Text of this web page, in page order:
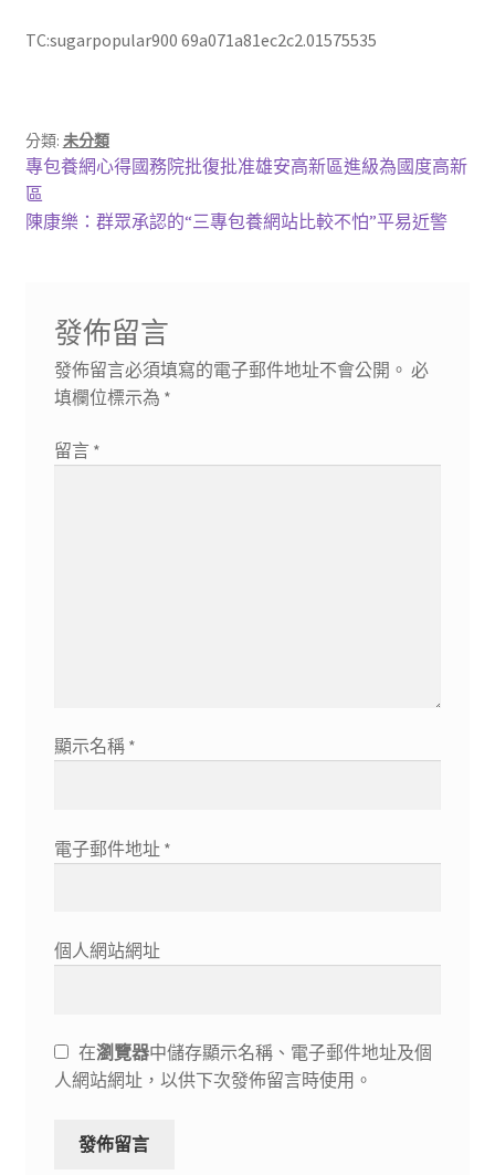
TC:sugarpopular900 69a071a81ec2c2.01575535
分類: 未分類
文
章
上
一
篇
專包養網心得國務院批復批准雄安高新區進級為國度高新
區
下
陳康樂：群眾承認的“三專包養網站比較不怕”平易近警
發佈留言
發佈留言必須填寫的電子郵件地址不會公開。 必
填欄位標示為 *
留言 *
顯示名稱 *
電子郵件地址 *
個人網站網址
在瀏覽器中儲存顯示名稱、電子郵件地址及個
人網站網址，以供下次發佈留言時使用。